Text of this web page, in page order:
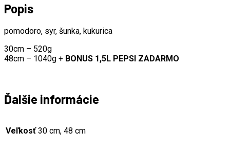
Popis
pomodoro, syr, šunka, kukurica
30cm – 520g
48cm – 1040g + BONUS 1,5L PEPSI ZADARMO
Ďalšie informácie
Veľkosť 30 cm, 48 cm